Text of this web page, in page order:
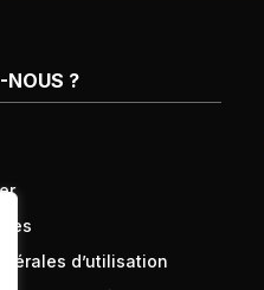
NOUS ?
d’utilisation